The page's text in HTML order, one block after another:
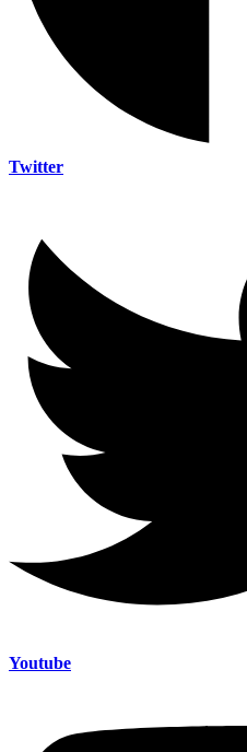
Twitter
Youtube